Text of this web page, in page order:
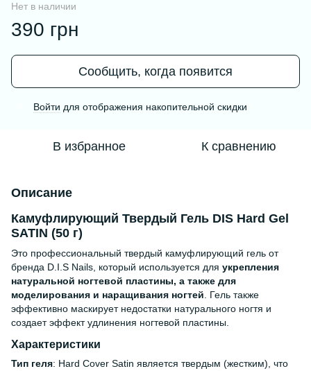
Нет в наличии
390 грн
Сообщить, когда появится
Войти для отображения накопительной скидки
В избранное К сравнению
Описание
Камуфлирующий Твердый Гель DIS Hard Gel
SATIN (50 г)
Это профессиональный твердый камуфлирующий гель от
бренда D.I.S Nails, который используется для укрепления
натуральной ногтевой пластины, а также для
моделирования и наращивания ногтей. Гель также
эффективно маскирует недостатки натурального ногтя и
создает эффект удлинения ногтевой пластины.
Характеристики
Тип геля: Hard Cover Satin является твердым (жестким), что